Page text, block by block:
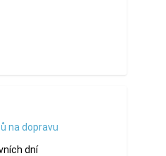
na dopravu
dní